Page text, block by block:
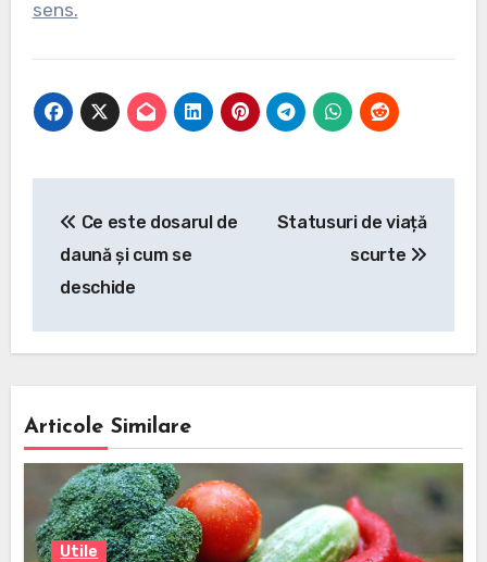
sens.
în
articole
Ce este dosarul de
daună și cum se
deschide
Statusuri de viață
scurte
Articole Similare
Utile